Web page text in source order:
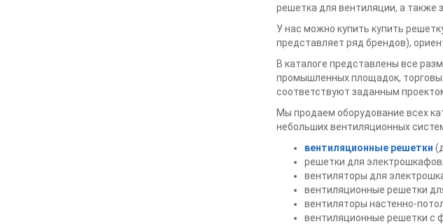
решетка для вентиляции, а также
У нас можно купить купить
представляет ряд брендов),
В каталоге представлены все
промышленных площадок,
соответствуют заданным
Мы продаем оборудование всех
небольших вентиляционных
вентиляционные решетки
решетки для электрошкафов;
вентиляторы для
вентиляционные решетки
вентиляторы настенно-
вентиляционные решетки с